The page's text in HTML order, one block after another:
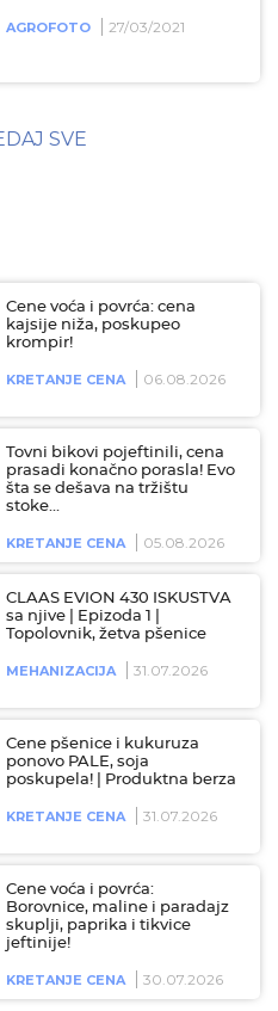
AGROFOTO 27/03/2021
SVE
Cene voća i povrća: cena
kajsije niža, poskupeo
krompir!
KRETANJE CENA 06.08.2026
Tovni bikovi pojeftinili, cena
prasadi konačno porasla! Evo
šta se dešava na tržištu
stoke…
KRETANJE CENA 05.08.2026
CLAAS EVION 430 ISKUSTVA
sa njive | Epizoda 1 |
Topolovnik, žetva pšenice
MEHANIZACIJA 31.07.2026
Cene pšenice i kukuruza
ponovo PALE, soja
poskupela! | Produktna berza
KRETANJE CENA 31.07.2026
Cene voća i povrća:
Borovnice, maline i paradajz
skuplji, paprika i tikvice
jeftinije!
KRETANJE CENA 30.07.2026